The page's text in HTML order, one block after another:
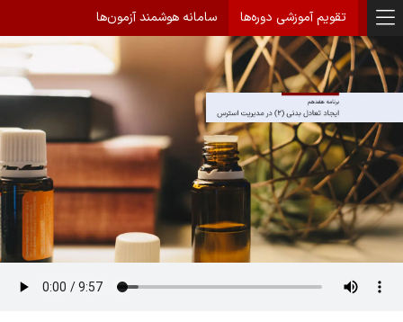
تقویم آموزشی دوره‌ها سامانه هوشمند آزمون‌ها